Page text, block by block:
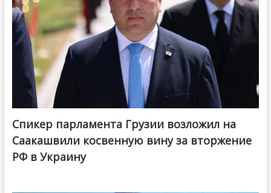
Спикер парламента Грузии возложил на
Саакашвили косвенную вину за вторжение
РФ в Украину